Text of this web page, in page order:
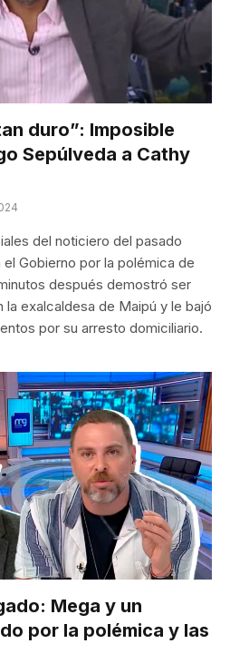
duro”: Imposible
Sepúlveda a Cathy
del noticiero del pasado
Gobierno por la polémica de
después demostró ser
la exalcaldesa de Maipú y le bajó
por su arresto domiciliario.
Mega y un
por la polémica y las